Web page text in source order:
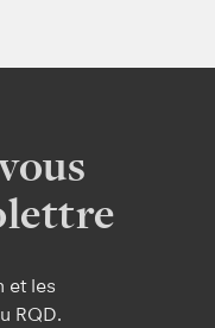
et les
RQD.